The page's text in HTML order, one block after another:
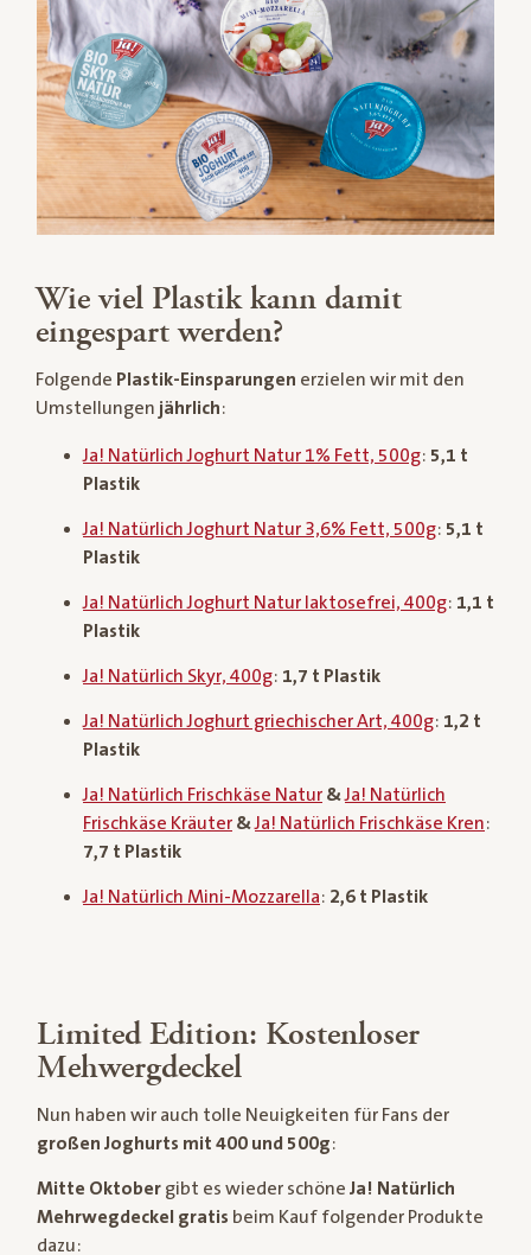
Wie viel Plastik kann damit
eingespart werden?
Folgende Plastik-Einsparungen erzielen wir mit den
Umstellungen jährlich:
Ja! Natürlich Joghurt Natur 1% Fett, 500g: 5,1 t
Plastik
Ja! Natürlich Joghurt Natur 3,6% Fett, 500g: 5,1 t
Plastik
Ja! Natürlich Joghurt Natur laktosefrei, 400g: 1,1 t
Plastik
Ja! Natürlich Skyr, 400g: 1,7 t Plastik
Ja! Natürlich Joghurt griechischer Art, 400g: 1,2 t
Plastik
Ja! Natürlich Frischkäse Natur &Ja! Natürlich
Frischkäse Kräuter &Ja! Natürlich Frischkäse Kren:
7,7 t Plastik
Ja! Natürlich Mini-Mozzarella: 2,6 t Plastik
Limited Edition: Kostenloser
Mehwergdeckel
Nun haben wir auch tolle Neuigkeiten für Fans der
großen Joghurts mit 400 und 500g:
Mitte Oktober gibt es wieder schöne Ja! Natürlich
Mehrwegdeckel gratis beim Kauf folgender Produkte
dazu: